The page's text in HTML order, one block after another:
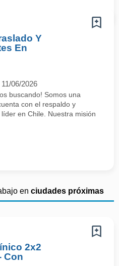
Y
En
11/06/2026
buscando! Somos una
con el respaldo y
en Chile. Nuestra misión
en ciudades próximas
2x2
Con